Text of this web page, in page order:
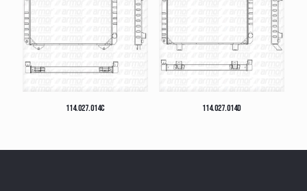
114.027.014C 114.027.014D